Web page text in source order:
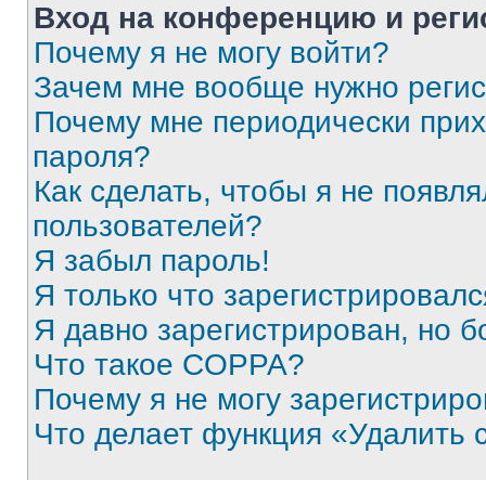
Вход на конференцию и
Почему я не могу войти?
Зачем мне вообще нужно
Почему мне периодически
пароля?
Как сделать, чтобы я не
пользователей?
Я забыл пароль!
Я только что
Я давно зарегистрирован, но
Что такое COPPA?
Почему я не могу
Что делает функция «Удалить